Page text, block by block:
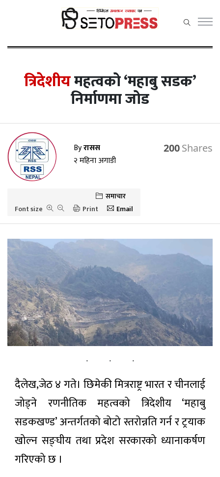
सेतोप्रेस मेनु
प्रदेश समाचार
अर्थ/वाणिज्य
कला / मनोरञ्जन
खेलकुद़़
पर्यटन
सूचना-प्रविधि
अन्य
ताजा
समाचार
राष्ट्र बैङ्कद्वारा
‘खुला बजार
कारोबारसम्बन्धी
कार्यविधि
२ घण्टा अगाडी
अन्तरिक्ष
दौडको
असर:
चन्द्रमा
बन्यो दुई
त्रिदेशीयमहत्वको ‘महाबु सडक’
निर्माणमा जोड
Byरासस
२ महिना अगाडी
200
समाचार
Font size
Print Email
दैलेख,जेठ ४ गते। छिमेकी मित्रराष्ट्र भारत र चीनलाई
जोड्ने रणनीतिक महत्वको त्रिदेशीय ‘महाबु
सडकखण्ड’ अन्तर्गतको बोटो स्तरोन्नति गर्न र ट्रयाक
खोल्न सङ्घीय तथा प्रदेश सरकारको ध्यानाकर्षण
गरिएको छ ।